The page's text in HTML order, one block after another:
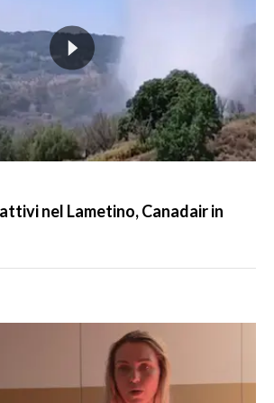
nel Lametino, Canadair in